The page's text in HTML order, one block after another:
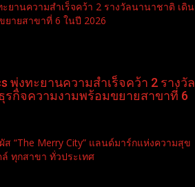
ยานความสำเร็จคว้า 2 รางวัลนานาชาติ เดิน
ยายสาขาที่ 6 ในปี 2026
พุ่งทะยานความสำเร็จคว้า 2 รางวัล
รกิจความงามพร้อมขยายสาขาที่ 6
“The Merry City” แลนด์มาร์กแห่งความสุข
ทุกสาขา ทั่วประเทศ